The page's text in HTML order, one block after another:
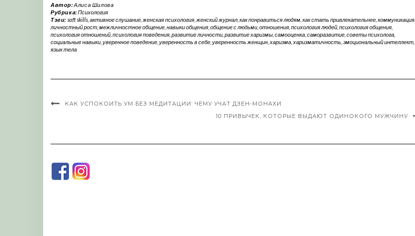
Автор:Алиса Шилова
Рубрика:Психология
Тэги: soft skills, активное слушание, женская психология, женский журнал, как понравиться людям, как стать привлекательнее, коммуникация,
личностный рост межличностное общение навыки общения общение с людьми отношения психология людей психология общения
психология отношений психология поведения развитие личности развитие харизмы самооценка саморазвитие советы психолога
социальные навыки уверенное поведение уверенность в себе уверенность женщин харизма харизматичность эмоциональный интеллект
язык тела
КАК УСПОКОИТЬ УМ БЕЗ МЕДИТАЦИИ: ЧЕМУ УЧАТ ДЗЕН-МОНАХИ
10 ПРИВЫЧЕК, КОТОРЫЕ ВЫДАЮТ ОДИНОКОГО МУЖЧИНУ